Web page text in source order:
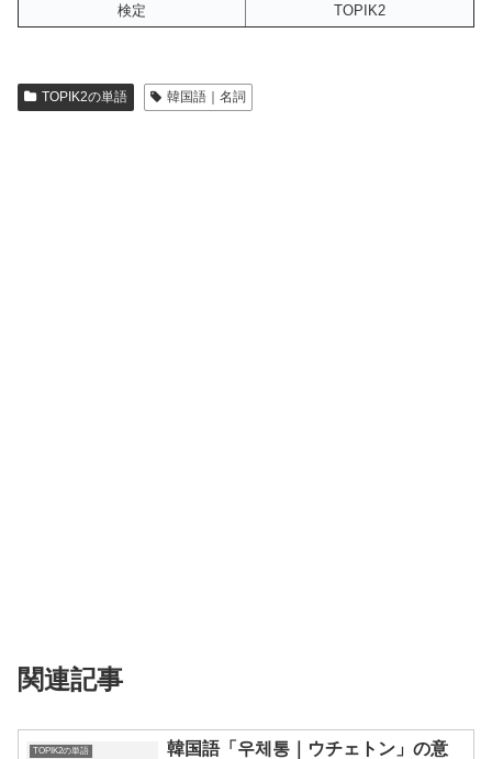
検定
TOPIK2
TOPIK2の単語 韓国語｜名詞
関連記事
TOPIK2の単語
韓国語「우체통｜ウチェトン」の意